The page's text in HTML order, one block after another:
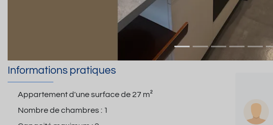
Informations pratiques
Appartement d'une surface de27 m²
Nombre de chambres : 1